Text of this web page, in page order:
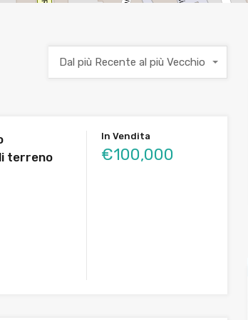
Dal più Recente al più Vecchio
terreno
In Vendita
€100,000